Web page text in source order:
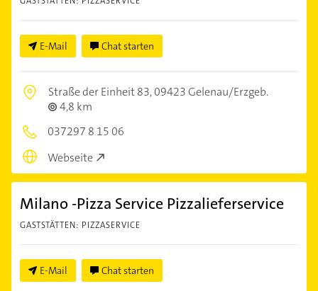
E-Mail Chat starten
Straße der Einheit 83,09423 Gelenau/Erzgeb.
4,8 km
037297 8 15 06
Webseite
Milano -Pizza Service Pizzalieferservice
GASTSTÄTTEN: PIZZASERVICE
E-Mail Chat starten